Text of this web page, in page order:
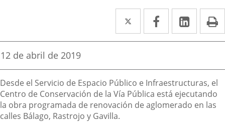
Twitter
Enlace
a
aplicación
externa.
Facebook
Enlace
a
aplicación
externa.
Enlace
a
Fecha
la
noticia
12 de abril de 2019
Descripción
Desde el Servicio de Espacio Público e Infraestructuras, el
Centro de Conservación de la Vía Pública está ejecutando
la obra programada de renovación de aglomerado en las
calles Bálago, Rastrojo y Gavilla.